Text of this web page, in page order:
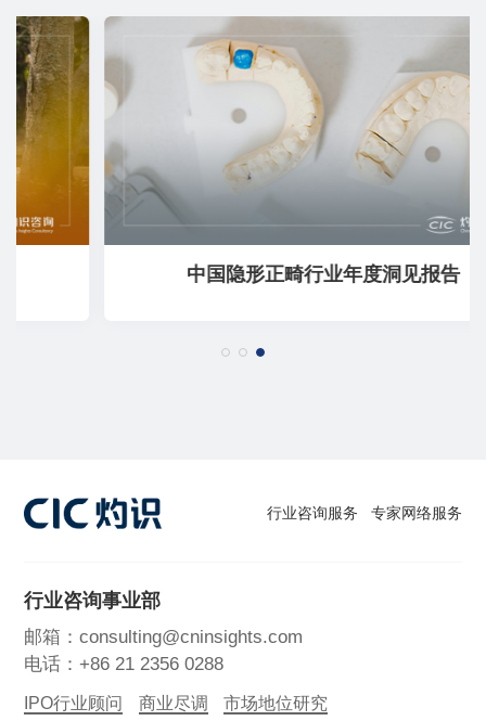
中国隐形正畸行业年度洞见报告
行业咨询服务 专家网络服务
行业咨询事业部
邮箱：consulting@cninsights.com
电话：+86 21 2356 0288
IPO行业顾问 商业尽调 市场地位研究